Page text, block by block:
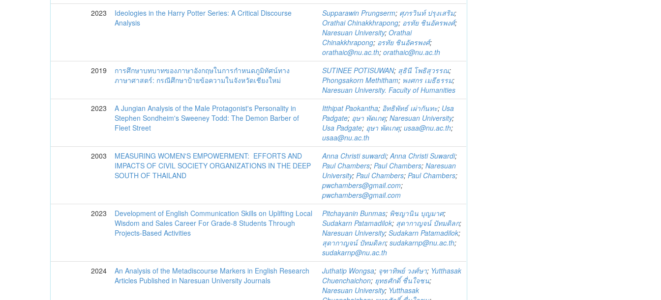
2023
Ideologies in the Harry Potter Series: A Critical Discourse
Analysis
Supparawin Prungserm; ศุภรวินท์ ปรุงเสริม;
Orathai Chinakkhrapong; อรทัย ชินอัครพงศ์;
Naresuan University;Orathai
Chinakkhrapong; อรทัย ชินอัครพงศ์;
orathaic@nu.ac.th;orathaic@nu.ac.th
2019
การศึกษาบทบาทของภาษาอังกฤษในการกำหนดภูมิทัศน์ทาง
ภาษาศาสตร์: กรณีศึกษาป้ายข้อความในจังหวัดเชียงใหม่
SUTINEE POTISUWAN; สุธินี โพธิสุวรรณ;
Phongsakorn Methitham; พงศกร เมธีธรรม;
Naresuan University. Faculty of Humanities
2023
A Jungian Analysis of the Male Protagonist's Personality in
Stephen Sondheim's Sweeney Todd: The Demon Barber of
Fleet Street
Itthipat Paokantha; อิทธิพัทธ์ เผ่ากันทะ; Usa
Padgate; อุษา พัดเกตุ;Naresuan University;
Usa Padgate; อุษา พัดเกตุ;usaa@nu.ac.th;
usaa@nu.ac.th
2003
MEASURING WOMEN'S EMPOWERMENT: EFFORTS AND
IMPACTS OF CIVIL SOCIETY ORGANIZATIONS IN THE DEEP
SOUTH OF THAILAND
Anna Christi suwardi;Anna Christi Suwardi;
Paul Chambers;Paul Chambers;Naresuan
University;Paul Chambers;Paul Chambers;
pwchambers@gmail.com;
pwchambers@gmail.com
2023
Development of English Communication Skills on Uplifting Local
Wisdom and Sales Career For Grade-8 Students Through
Projects-Based Activities
Pitchayanin Bunmas; พิชญานิน บุญมาศ;
Sudakarn Patamadilok; สุดากาญจน์ ปัทมดิลก;
Naresuan University;Sudakarn Patamadilok;
สุดากาญจน์ ปัทมดิลก;sudakarnp@nu.ac.th;
sudakarnp@nu.ac.th
2024
An Analysis of the Metadiscourse Markers in English Research
Articles Published in Naresuan University Journals
Juthatip Wongsa; จุฑาทิพย์ วงศ์ษา; Yutthasak
Chuenchaichon; ยุทธศักดิ์ ชื่นใจชน;
Naresuan University; Yutthasak